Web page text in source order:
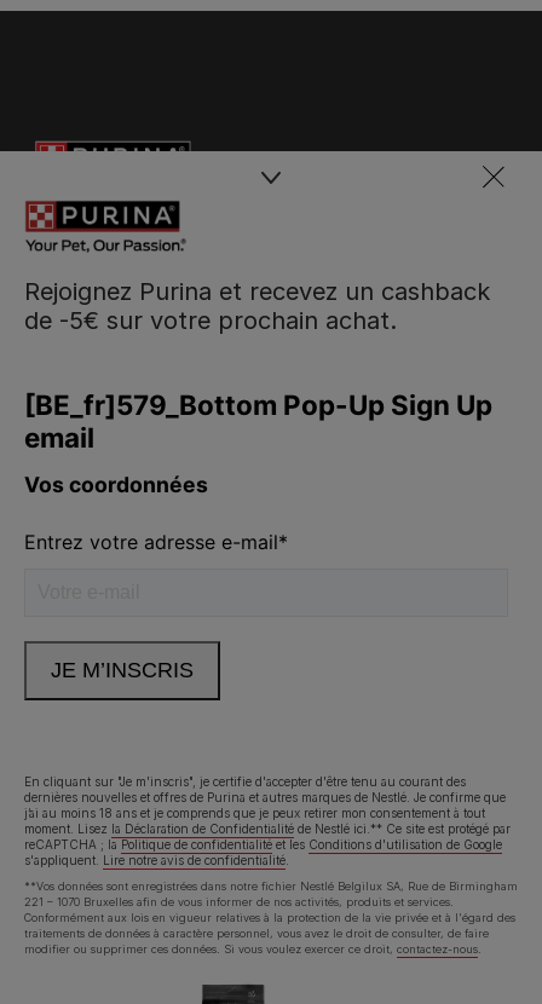
Rejoignez Purina et recevez un cashback
de -5€ sur votre prochain achat.
En cliquant sur "Je m'inscris", je certifie d'accepter d'être tenu au courant des
dernières nouvelles et offres de Purina et autres marques de Nestlé. Je confirme que
j’ai au moins 18 ans et je comprends que je peux retirer mon consentement à tout
moment. Lisez la Déclaration de Confidentialité de Nestlé ici.** Ce site est protégé par
reCAPTCHA ; la Politique de confidentialité et les Conditions d'utilisation de Google
s'appliquent.
Lire notre avis de confidentialité
**Vos données sont enregistrées dans notre fichier Nestlé Belgilux SA, Rue de Birmingham
221 – 1070 Bruxelles afin de vous informer de nos activités, produits et services.
Conformément aux lois en vigueur relatives à la protection de la vie privée et à l'égard des
traitements de données à caractère personnel, vous avez le droit de consulter, de faire
modifier ou supprimer ces données. Si vous voulez exercer ce droit, contactez-nous.
Neem contact met ons op
Déclaration d'accessibilité Conditions d’utilisation
Avis de confidentialité Cookies